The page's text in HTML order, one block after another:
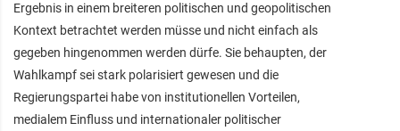
Ergebnis in einem breiteren politischen und geopolitischen
Kontext betrachtet werden müsse und nicht einfach als
gegeben hingenommen werden dürfe. Sie behaupten, der
Wahlkampf sei stark polarisiert gewesen und die
Regierungspartei habe von institutionellen Vorteilen,
medialem Einfluss und internationaler politischer